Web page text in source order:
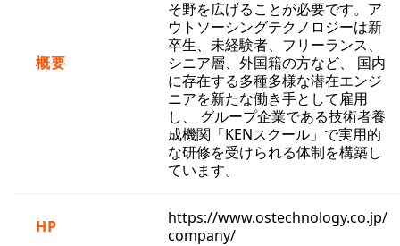
概要
そ野を広げることが必要です。ア
ウトソーシングテクノロジーは新
卒生、未経験者、フリーランス、
シニア層、外国籍の方など、 国内
に存在する多種多様な潜在エンジ
ニアを新たな働き手として雇用
し、 グループ企業である技術者養
成機関「KENスクール」で実用的
な研修を受けられる体制を構築し
ています。
HP
https://www.ostechnology.co.jp/
company/